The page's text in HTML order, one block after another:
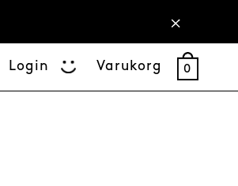
Login Varukorg 0